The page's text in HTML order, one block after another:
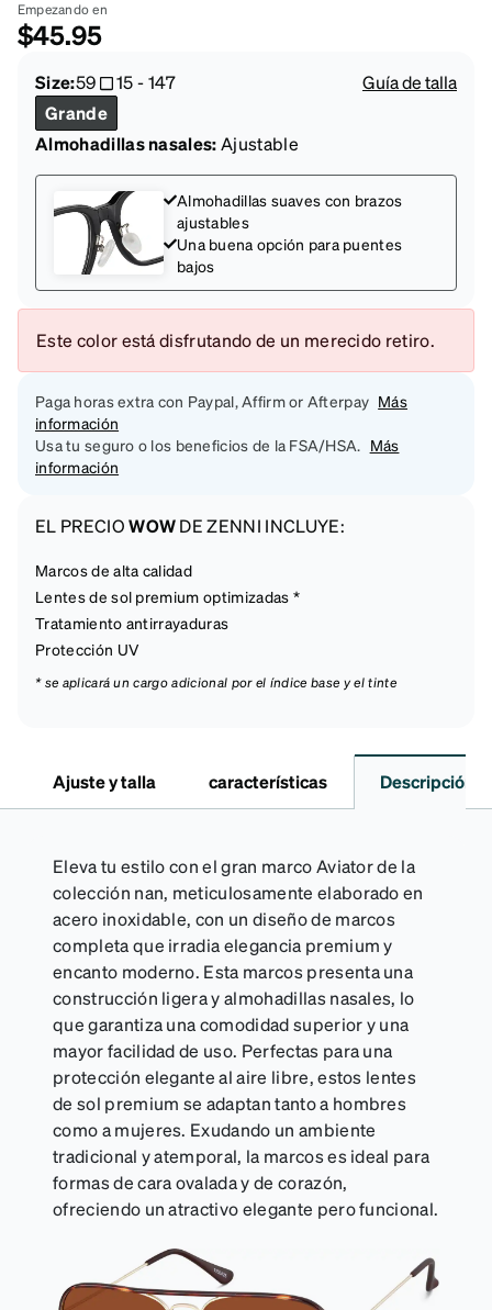
Empezando en
$45.95
Size:59 15-147
Guía de talla
Grande
Almohadillas nasales:Ajustable
Almohadillas suaves con brazos
ajustables
Una buena opción para puentes
bajos
Este color está disfrutando de un merecido retiro.
Paga horas extra con Paypal, Affirm or Afterpay Más
información
Usa tu seguro o los beneficios de la FSA/HSA. Más
información
EL PRECIOWOWDE ZENNI INCLUYE:
Marcos de alta calidad
Lentes de sol premium optimizadas *
Tratamiento antirrayaduras
Protección UV
* se aplicará un cargo adicional por el índice base y el tinte
Ajuste y talla características Descripción
Eleva tu estilo con el gran marco Aviator de la
colección nan, meticulosamente elaborado en
acero inoxidable, con un diseño de marcos
completa que irradia elegancia premium y
encanto moderno. Esta marcos presenta una
construcción ligera y almohadillas nasales, lo
que garantiza una comodidad superior y una
mayor facilidad de uso. Perfectas para una
protección elegante al aire libre, estos lentes
de sol premium se adaptan tanto a hombres
como a mujeres. Exudando un ambiente
tradicional y atemporal, la marcos es ideal para
formas de cara ovalada y de corazón,
ofreciendo un atractivo elegante pero funcional.